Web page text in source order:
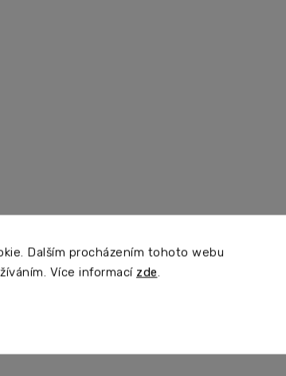
Dalším procházením tohoto webu
Více informací zde.